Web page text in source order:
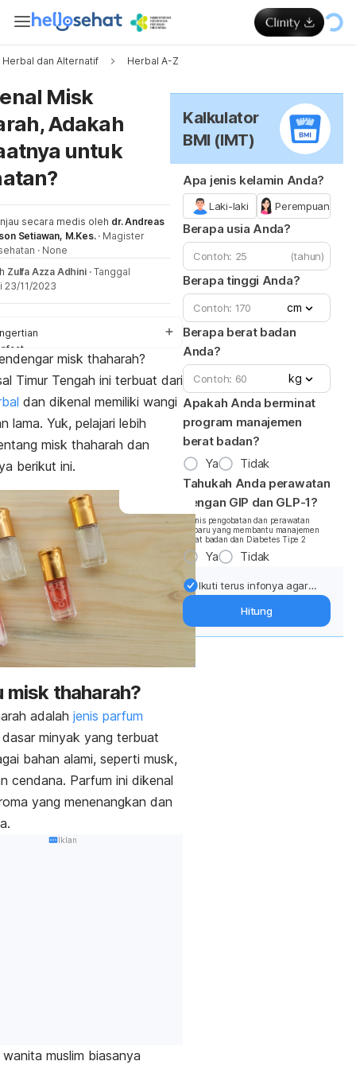
dan Alternatif Herbal A-Z
Misk
Adakah
untuk
secara medis oleh dr. Andreas
Setiawan, M.Kes. · Magister
· None
Zulfa Azza Adhini · Tanggal
23/11/2023
samping misk thaharah?
Timur Tengah ini terbuat dari
dan dikenal memiliki wangi
lama. Yuk, pelajari lebih
misk thaharah dan
berikut ini.
misk thaharah?
adalah jenis parfum
minyak yang terbuat
bahan alami, seperti musk,
cendana. Parfum ini dikenal
yang menenangkan dan
Iklan
muslim biasanya
Kalkulator
BMI (IMT)
Apa jenis kelamin Anda?
Laki-laki Perempuan
Berapa usia Anda?
(tahun)
Berapa tinggi Anda?
cm
Berapa berat badan
Anda?
kg
Apakah Anda berminat
program manajemen
berat badan?
Ya
Tidak
Tahukah Anda perawatan
dengan GIP dan GLP-1?
*Jenis pengobatan dan perawatan
terbaru yang membantu manajemen
berat badan dan Diabetes Tipe 2
Ya Tidak
Ikuti terus infonya agar
Dapatkan update dari
Hitung